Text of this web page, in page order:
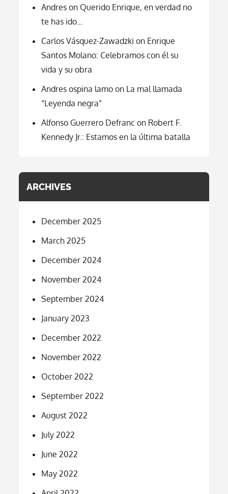
Andres on Querido Enrique, en verdad no
te has ido…
Carlos Vásquez-Zawadzki on Enrique
Santos Molano: Celebramos con él su
vida y su obra
Andres ospina lamo on La mal llamada
“Leyenda negra”
Alfonso Guerrero Defranc on Robert F.
Kennedy Jr.: Estamos en la última batalla
ARCHIVES
December 2025
March 2025
December 2024
November 2024
September 2024
January 2023
December 2022
November 2022
October 2022
September 2022
August 2022
July 2022
June 2022
May 2022